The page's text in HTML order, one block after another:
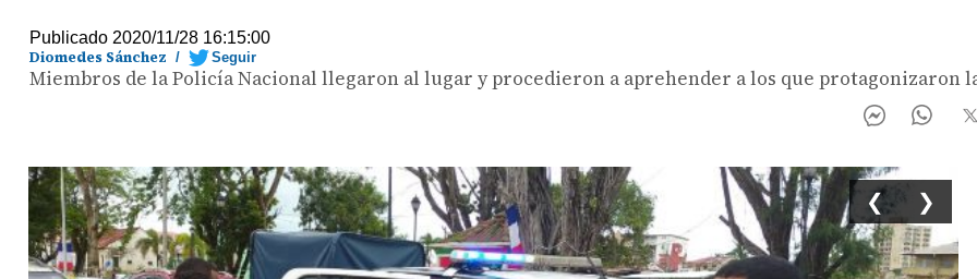
Publicado 2020/11/28 16:15:00
Diomedes Sánchez / Seguir
Miembros de la Policía Nacional llegaron al lugar y procedieron a aprehender a los que protagonizaron
❮ ❯